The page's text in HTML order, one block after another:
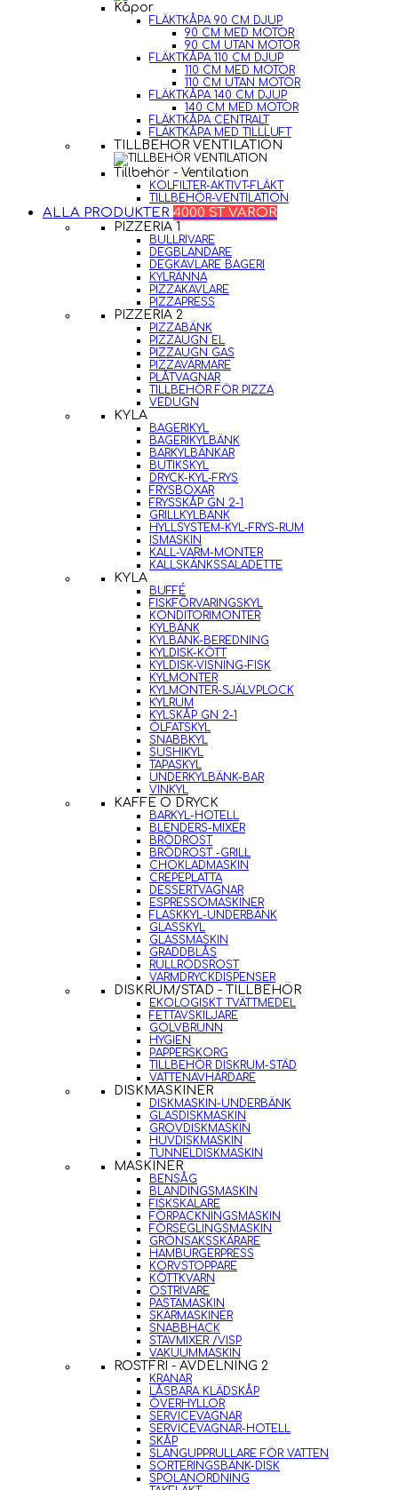
Kåpor
FLÄKTKÅPA 90 CM DJUP
90 CM MED MOTOR
90 CM UTAN MOTOR
FLÄKTKÅPA 110 CM DJUP
110 CM MED MOTOR
110 CM UTAN MOTOR
FLÄKTKÅPA 140 CM DJUP
140 CM MED MOTOR
FLÄKTKÅPA CENTRALT
FLÄKTKÅPA MED TILLLUFT
TILLBEHÖR VENTILATION
Tillbehör - Ventilation
KOLFILTER-AKTIVT-FLÄKT
TILLBEHÖR-VENTILATION
ALLA PRODUKTER 4000 ST VAROR
PIZZERIA 1
BULLRIVARE
DEGBLANDARE
DEGKAVLARE BAGERI
KYLRÄNNA
PIZZAKAVLARE
PIZZAPRESS
PIZZERIA 2
PIZZABÄNK
PIZZAUGN EL
PIZZAUGN GAS
PIZZAVÄRMARE
PLÅTVAGNAR
TILLBEHÖR FÖR PIZZA
VEDUGN
KYLA
BAGERIKYL
BAGERIKYLBÄNK
BARKYLBÄNKAR
BUTIKSKYL
DRYCK-KYL-FRYS
FRYSBOXAR
FRYSSKÅP GN 2-1
GRILLKYLBÄNK
HYLLSYSTEM-KYL-FRYS-RUM
ISMASKIN
KALL-VARM-MONTER
KALLSKÄNKSSALADETTE
KYLA
BUFFÉ
FISKFÖRVARINGSKYL
KONDITORIMONTER
KYLBÄNK
KYLBÄNK-BEREDNING
KYLDISK-KÖTT
KYLDISK-VISNING-FISK
KYLMONTER
KYLMONTER-SJÄLVPLOCK
KYLRUM
KYLSKÅP GN 2-1
ÖLFATSKYL
SNABBKYL
SUSHIKYL
TAPASKYL
UNDERKYLBÄNK-BAR
VINKYL
KAFFE O DRYCK
BARKYL-HOTELL
BLENDERS-MIXER
BRÖDROST
BRÖDROST -GRILL
CHOKLADMASKIN
CREPEPLATTA
DESSERTVAGNAR
ESPRESSOMASKINER
FLASKKYL-UNDERBÄNK
GLASSKYL
GLASSMASKIN
GRÄDDBLÅS
RULLRÖDSROST
VARMDRYCKDISPENSER
DISKRUM/STÄD - TILLBEHÖR
EKOLOGISKT TVÄTTMEDEL
FETTAVSKILJARE
GOLVBRUNN
HYGIEN
PAPPERSKORG
TILLBEHÖR DISKRUM-STÄD
VATTENAVHÄRDARE
DISKMASKINER
DISKMASKIN-UNDERBÄNK
GLASDISKMASKIN
GROVDISKMASKIN
HUVDISKMASKIN
TUNNELDISKMASKIN
MASKINER
BENSÅG
BLANDINGSMASKIN
FISKSKALARE
FÖRPACKNINGSMASKIN
FÖRSEGLINGSMASKIN
GRÖNSAKSSKÄRARE
HAMBURGERPRESS
KORVSTOPPARE
KÖTTKVARN
OSTRIVARE
PASTAMASKIN
SKÄRMASKINER
SNABBHACK
STAVMIXER /VISP
VAKUUMMASKIN
ROSTFRI - AVDELNING 2
KRANAR
LÅSBARA KLÄDSKÅP
ÖVERHYLLOR
SERVICEVAGNAR
SERVICEVAGNAR-HOTELL
SKÅP
SLANGUPPRULLARE FÖR VATTEN
SORTERINGSBÄNK-DISK
SPOLANORDNING